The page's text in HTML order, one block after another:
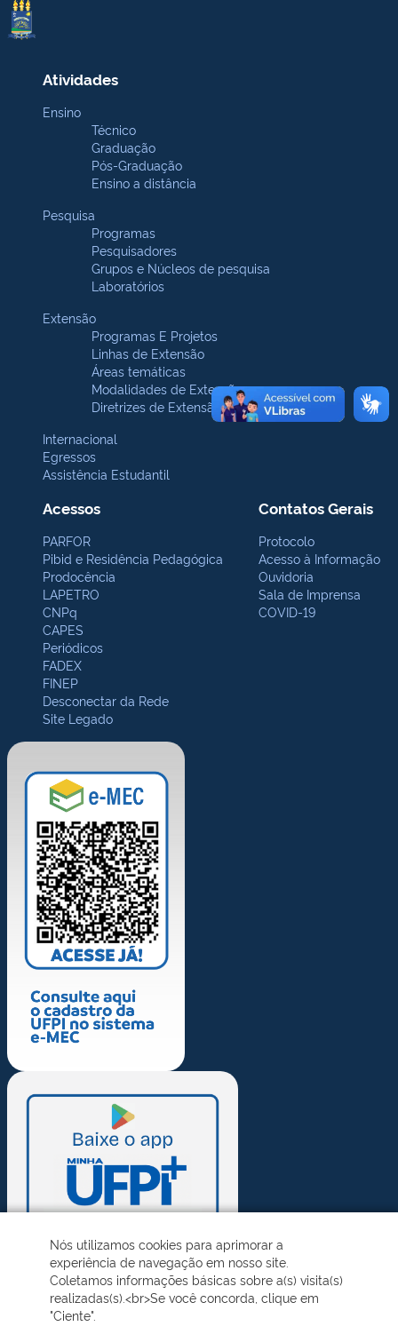
Atividades
Ensino
Técnico
Graduação
Pós-Graduação
Ensino a distância
Pesquisa
Programas
Pesquisadores
Grupos e Núcleos de pesquisa
Laboratórios
Extensão
Programas E Projetos
Linhas de Extensão
Áreas temáticas
Modalidades de Extensão
Diretrizes de Extensão
Internacional
Egressos
Assistência Estudantil
Acessos
PARFOR
Pibid e Residência Pedagógica
Prodocência
LAPETRO
CNPq
CAPES
Periódicos
FADEX
FINEP
Desconectar da Rede
Site Legado
Contatos Gerais
Protocolo
Acesso à Informação
Ouvidoria
Sala de Imprensa
COVID-19
Nós utilizamos cookies para aprimorar a
experiência de navegação em nosso site.
Coletamos informações básicas sobre a(s) visita(s)
realizadas(s).<br>Se você concorda, clique em
"Ciente".